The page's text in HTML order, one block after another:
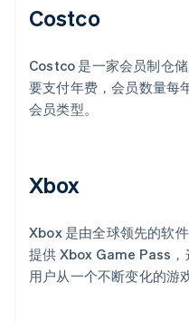
Costco
Costco 是一家会员制仓
要支付年费，会员数量每
会员类型。
Xbox
Xbox 是由全球领先的软
提供 Xbox Game Pass
用户从一个不断变化的游